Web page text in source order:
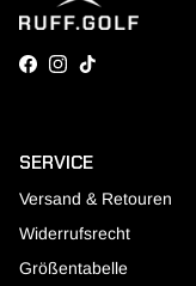
Facebook
Instagram
TikTok
SERVICE
Versand & Retouren
Widerrufsrecht
Größentabelle